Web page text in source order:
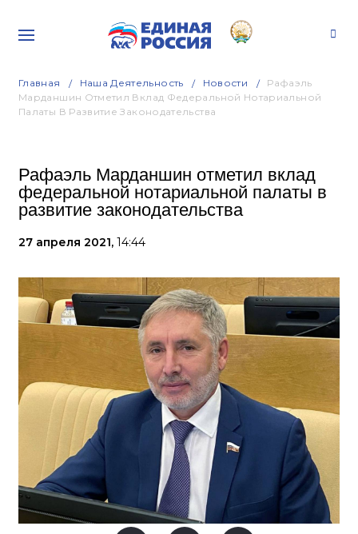
Главная Наша Деятельность Новости
Рафаэль
Марданшин Отметил Вклад Федеральной Нотариальной
Палаты В Развитие Законодательства
Рафаэль Марданшин отметил вклад
федеральной нотариальной палаты в
развитие законодательства
27 апреля 2021, 14:44